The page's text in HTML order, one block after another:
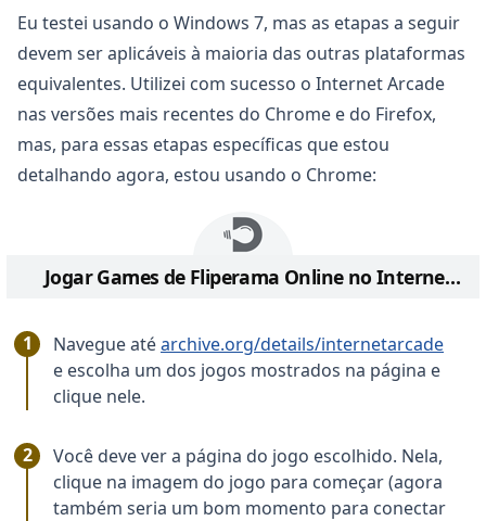
Eu testei usando o Windows 7, mas as etapas a seguir
devem ser aplicáveis à maioria das outras plataformas
equivalentes. Utilizei com sucesso o Internet Arcade
nas versões mais recentes do Chrome e do Firefox,
mas, para essas etapas específicas que estou
detalhando agora, estou usando o Chrome:
Jogar Games de Fliperama Online no Internet Arcade
Navegue atéarchive.org/details/internetarcade
e escolha um dos jogos mostrados na página e
clique nele.
Você deve ver a página do jogo escolhido. Nela,
clique na imagem do jogo para começar (agora
também seria um bom momento para conectar